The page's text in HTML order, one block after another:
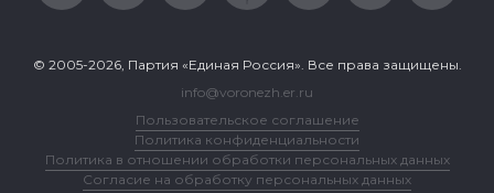
© 2005-2026, Партия «Единая Россия». Все права защищены.
info@voronezh.er.ru
Пользовательское соглашение
Политика конфиденциальности
Политика в отношении обработки персональных данных
Согласие на обработку персональных данных